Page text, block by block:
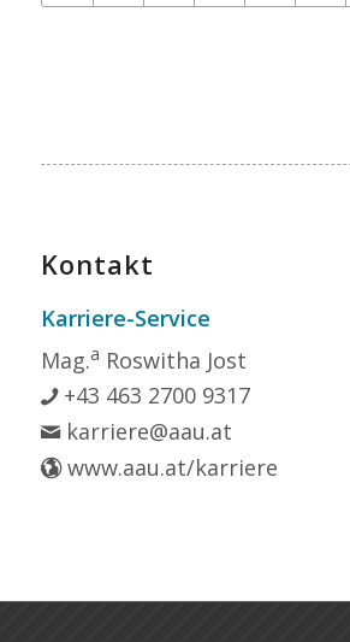
Kontakt
Karriere-Service
Mag.a Roswitha Jost
+43 463 2700 9317
karriere@aau.at
www.aau.at/karriere